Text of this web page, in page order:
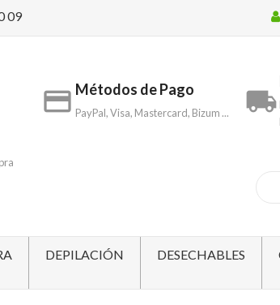
09
payment Métodos de Pago
PayPal, Visa, Mastercard, Bizum ... local_shipping
DEPILACIÓN DESECHABLES